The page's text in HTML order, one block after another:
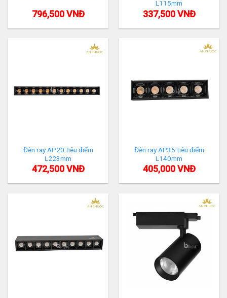
796,500VNĐ
L115mm
337,500VNĐ
Đèn ray AP20 tiêu điểm
L223mm
472,500VNĐ
Đèn ray AP35 tiêu điểm
L140mm
405,000VNĐ